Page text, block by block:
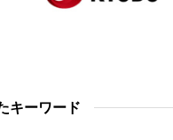
キーワード